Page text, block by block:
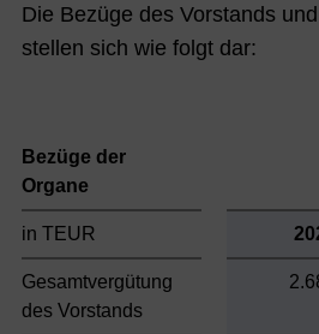
Die Bezüge des Vorstands
stellen sich wie folgt dar:
Bezüge der
Organe
in TEUR
Gesamtvergütung
des Vorstands